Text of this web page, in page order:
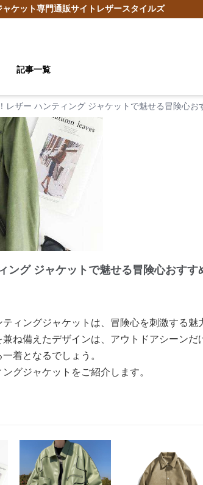
ャケット専門通販サイト レザースタイルズ
記事一覧
レザー ハンティング ジャケットで魅せる冒険心お
ング ジャケットで魅せる冒険心おすす
ィングジャケットは、冒険心を刺激する魅
ね備えたデザインは、アウトドアシーンだ
着となるでしょう。
グジャケットをご紹介します。